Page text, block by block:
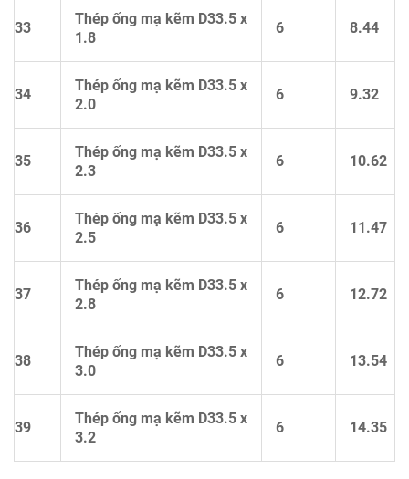
33
Thép ống mạ kẽm D33.5 x
1.8
6 8.44
34
Thép ống mạ kẽm D33.5 x
2.0
6 9.32
35
Thép ống mạ kẽm D33.5 x
2.3
6 10.62
36
Thép ống mạ kẽm D33.5 x
2.5
6 11.47
37
Thép ống mạ kẽm D33.5 x
2.8
6 12.72
38
Thép ống mạ kẽm D33.5 x
3.0
6 13.54
39
Thép ống mạ kẽm D33.5 x
3.2
6 14.35